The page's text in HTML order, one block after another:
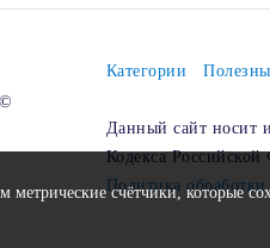
Категории
Данный сайт носит
Кодекса
Политика
метрические счётчики, которые